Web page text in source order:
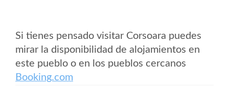
Si tienes pensado visitar Corsoara puedes
mirar la disponibilidad de alojamientos en
este pueblo o en los pueblos cercanos
Booking.com